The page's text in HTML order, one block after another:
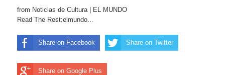
from Noticias de Cultura | EL MUNDO
Read The Rest:elmundo...
Share on Facebook Share on Twitter
Share on Google Plus